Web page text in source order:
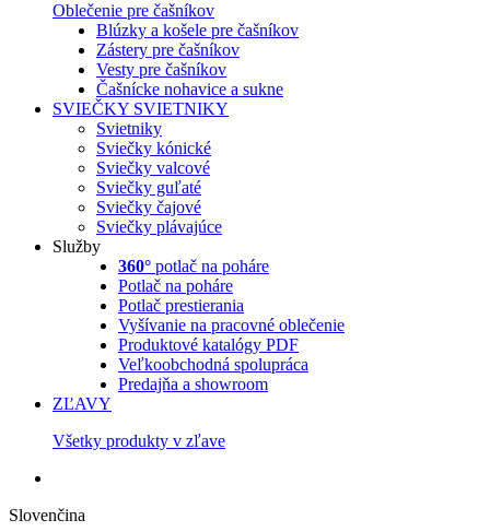
Oblečenie pre čašníkov
Blúzky a košele pre čašníkov
Zástery pre čašníkov
Vesty pre čašníkov
Čašnícke nohavice a sukne
SVIEČKY SVIETNIKY
Svietniky
Sviečky kónické
Sviečky valcové
Sviečky guľaté
Sviečky čajové
Sviečky plávajúce
Služby
360° potlač na poháre
Potlač na poháre
Potlač prestierania
Vyšívanie na pracovné oblečenie
Produktové katalógy PDF
Veľkoobchodná spolupráca
Predajňa a showroom
ZĽAVY
Všetky produkty v zľave
Slovenčina